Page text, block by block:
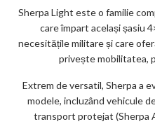
Sherpa Light este o familie
care împart același șasiu
necesitățile militare și care
privește mobilitatea,
Extrem de versatil, Sherpa a
modele, incluzând vehicule
transport protejat (Sherpa